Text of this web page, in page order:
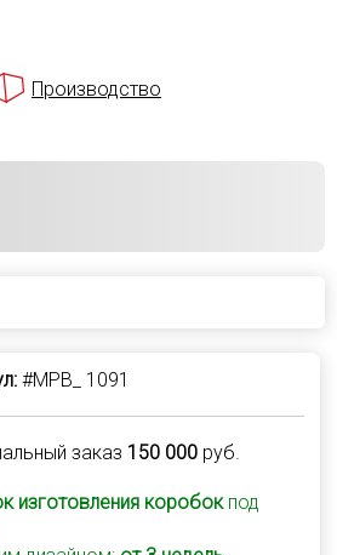
Производство
#MPB_ 1091
заказ 150 000руб.
изготовления коробокпод